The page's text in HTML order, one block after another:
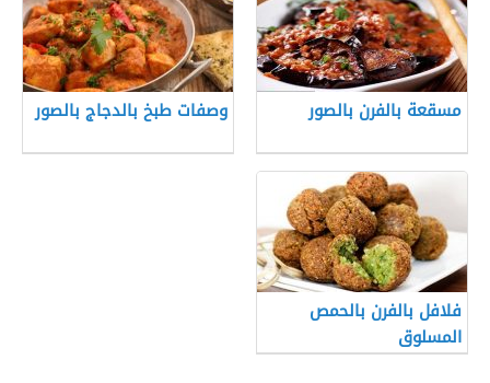
مسقعة بالفرن بالصور وصفات طبخ بالدجاج بالصور
فلافل بالفرن بالحمص
المسلوق